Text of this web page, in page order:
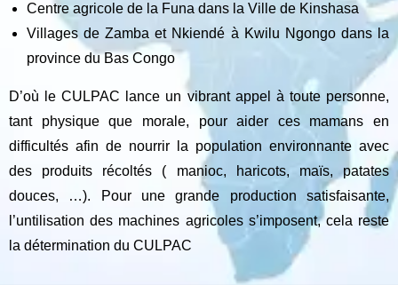
Centre agricole de la Funa dans la Ville de Kinshasa
Villages de Zamba et Nkiendé à Kwilu Ngongo dans la
province du Bas Congo
D’où le CULPAC lance un vibrant appel à toute personne,
tant physique que morale, pour aider ces mamans en
difficultés afin de nourrir la population environnante avec
des produits récoltés ( manioc, haricots, maïs, patates
douces, …). Pour une grande production satisfaisante,
l’untilisation des machines agricoles s’imposent, cela reste
la détermination du CULPAC